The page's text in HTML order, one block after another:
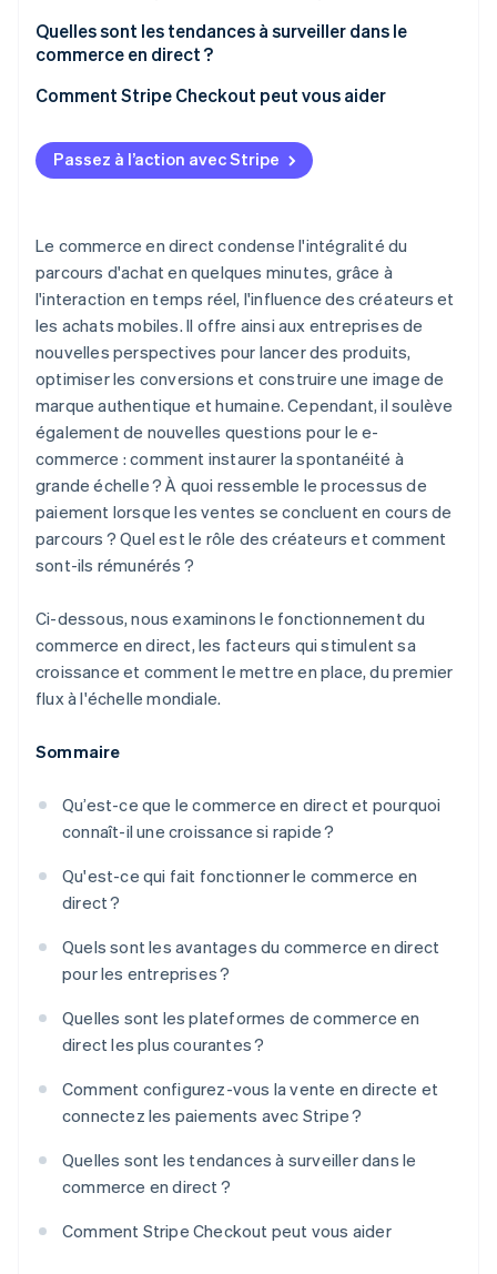
Plus gros paniers, ventes plus intelligentes
Retour en temps réel
Marchés de détail
Outils spécialisés
1. Choisissez votre plateforme
3. Organisez un événement test
4. Passez en direct et regardez ce qui se passe
Quelles sont les tendances à surveiller dans le
commerce en direct ?
La croissance mondiale a une saveur locale
Les influenceurs stimulent les ventes
L’IA et la vente en direct convergent
Comment Stripe Checkout peut vous aider
Passez à l’action avec Stripe
Le commerce en direct condense l'intégralité du
parcours d'achat en quelques minutes, grâce à
l'interaction en temps réel, l'influence des créateurs et
les achats mobiles. Il offre ainsi aux entreprises de
nouvelles perspectives pour lancer des produits,
optimiser les conversions et construire une image de
marque authentique et humaine. Cependant, il soulève
également de nouvelles questions pour le e-
commerce : comment instaurer la spontanéité à
grande échelle ? À quoi ressemble le processus de
paiement lorsque les ventes se concluent en cours de
parcours ? Quel est le rôle des créateurs et comment
sont-ils rémunérés ?
Ci-dessous, nous examinons le fonctionnement du
commerce en direct, les facteurs qui stimulent sa
croissance et comment le mettre en place, du premier
flux à l'échelle mondiale.
Sommaire
Qu’est-ce que le commerce en direct et pourquoi
connaît-il une croissance si rapide ?
Qu'est-ce qui fait fonctionner le commerce en
direct ?
Quels sont les avantages du commerce en direct
pour les entreprises ?
Quelles sont les plateformes de commerce en
direct les plus courantes ?
Comment configurez-vous la vente en directe et
connectez les paiements avec Stripe ?
Quelles sont les tendances à surveiller dans le
commerce en direct ?
Comment Stripe Checkout peut vous aider